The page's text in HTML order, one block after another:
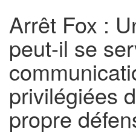
Arrêt Fox :
peut-il se
privilégiées
propre